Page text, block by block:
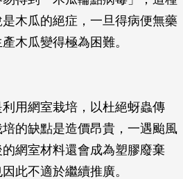
木瓜的絕症，一旦得病便無藥
木瓜變得極為困難。
用網室栽培，以杜絕蚜蟲傳
的缺點是造價昂貴，一遇颱風
網室材料還會成為塑膠廢棄
此不適於繼續推廣。